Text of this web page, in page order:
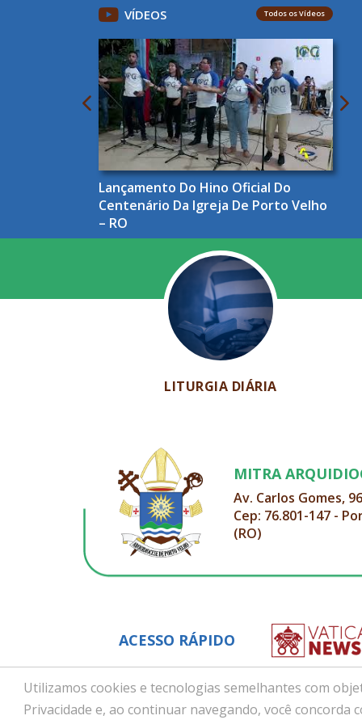
Utilizamos cookies e tecnologias semelhantes com
Privacidade e, ao continuar navegando, você concorda
VÍDEOS Todos os Vídeos
Lançamento Do Hino Oficial Do
Centenário Da Igreja De Porto Velho
– RO
LITURGIA DIÁRIA
MITRA
Av. Carlos Gomes,
Cep: 76.801-147 -
(RO)
ACESSO RÁPIDO
Copyright © 2026 - Arquidiocese de Porto Velho (RO)